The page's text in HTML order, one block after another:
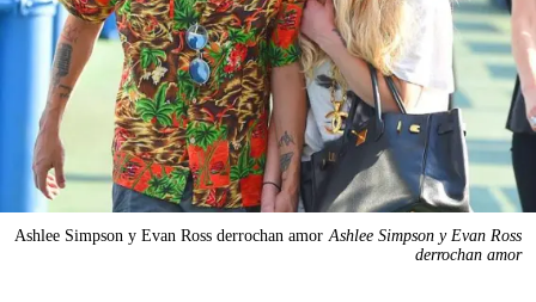
Ashlee Simpson y Evan Ross derrochan amor Ashlee Simpson y Evan Ross
derrochan amor